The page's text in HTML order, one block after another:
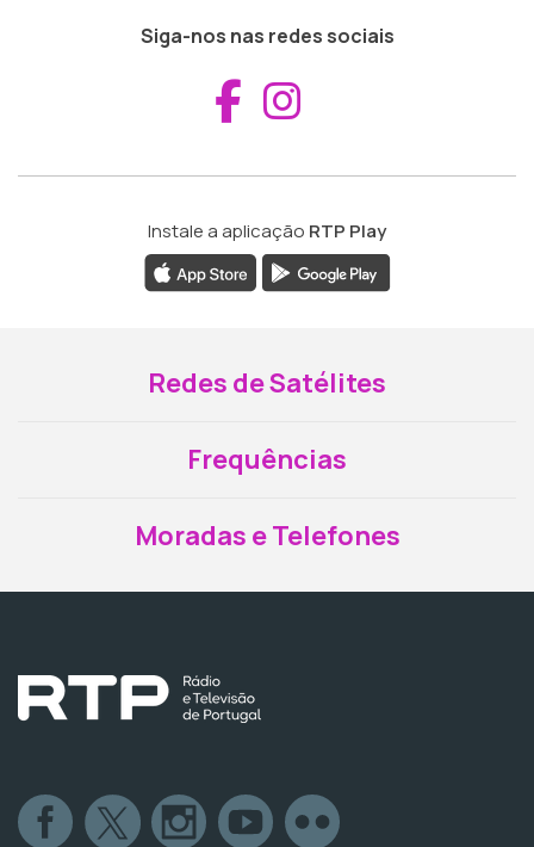
Siga-nos nas redes sociais
Aceder ao
Instale a aplicação RTP Play
Redes de Satélites
Frequências
Moradas e Telefones